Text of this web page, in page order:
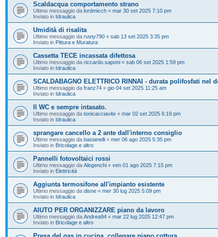
Scaldacqua comportamento strano
Ultimo messaggio da lordmicch « mar 30 set 2025 7:10 pm
Inviato in Idraulica
Umidità di risalita
Ultimo messaggio da rusty790 « sab 13 set 2025 3:35 pm
Inviato in Pittura e Muratura
Cassetta TECE incassata difettosa
Ultimo messaggio da riccardo.saponi « sab 06 set 2025 1:59 pm
Inviato in Idraulica
SCALDABAGNO ELETTRICO RINNAI - durata polifosfati nel
Ultimo messaggio da franz74 « gio 04 set 2025 11:25 am
Inviato in Idraulica
Il WC e sempre intasato.
Ultimo messaggio da tonicacciavite « mar 02 set 2025 6:19 pm
Inviato in Idraulica
sprangare cancello a 2 ante dall'interno consiglio
Ultimo messaggio da basianelli « mer 06 ago 2025 5:35 pm
Inviato in Bricolage e altro
Pannelli fotovoltaici rossi
Ultimo messaggio da Alegenchi « ven 01 ago 2025 7:15 pm
Inviato in Elettricità
Aggiunta termosifone all'impianto esistente
Ultimo messaggio da disne « mer 30 lug 2025 5:09 pm
Inviato in Idraulica
AIUTO PER ORGANIZZARE piano da lavoro
Ultimo messaggio da Andrea94 « mar 22 lug 2025 12:47 pm
Inviato in Bricolage e altro